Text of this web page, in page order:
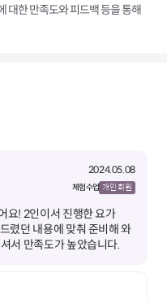
대한 만족도와 피드백 등을 통해
2024.05.08
체험 수업 개인 회원
요! 2인이서 진행한 요가
렸던 내용에 맞춰 준비해 와
서 만족도가 높았습니다.